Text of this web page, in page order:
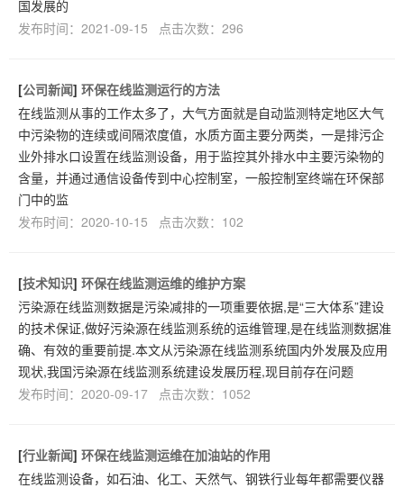
国发展的
发布时间：2021-09-15 点击次数：296
[公司新闻] 环保在线监测运行的方法
在线监测从事的工作太多了，大气方面就是自动监测特定地区大气
中污染物的连续或间隔浓度值，水质方面主要分两类，一是排污企
业外排水口设置在线监测设备，用于监控其外排水中主要污染物的
含量，并通过通信设备传到中心控制室，一般控制室终端在环保部
门中的监
发布时间：2020-10-15 点击次数：102
[技术知识] 环保在线监测运维的维护方案
污染源在线监测数据是污染减排的一项重要依据,是“三大体系”建设
的技术保证,做好污染源在线监测系统的运维管理,是在线监测数据准
确、有效的重要前提.本文从污染源在线监测系统国内外发展及应用
现状,我国污染源在线监测系统建设发展历程,现目前存在问题
发布时间：2020-09-17 点击次数：1052
[行业新闻] 环保在线监测运维在加油站的作用
在线监测设备，如石油、化工、天然气、钢铁行业每年都需要仪器